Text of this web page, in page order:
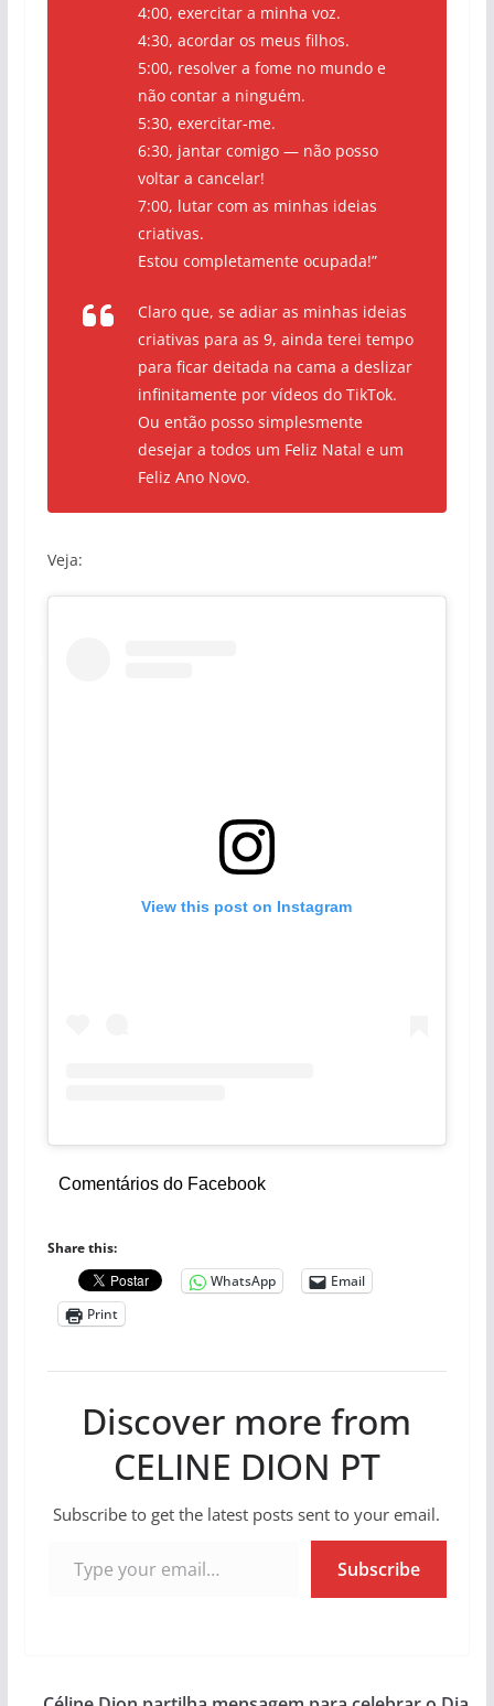
4:00, exercitar a minha voz.
4:30, acordar os meus filhos.
5:00, resolver a fome no mundo e
não contar a ninguém.
5:30, exercitar-me.
6:30, jantar comigo — não posso
voltar a cancelar!
7:00, lutar com as minhas ideias
criativas.
Estou completamente ocupada!”
Claro que, se adiar as minhas ideias
criativas para as 9, ainda terei tempo
para ficar deitada na cama a deslizar
infinitamente por vídeos do TikTok.
Ou então posso simplesmente
desejar a todos um Feliz Natal e um
Feliz Ano Novo.
Veja:
View this post on Instagram
Comentários do Facebook
Share this:
WhatsApp
Email
Print
Discover more from
CELINE DION PT
Subscribe to get the latest posts sent to your email.
Subscribe